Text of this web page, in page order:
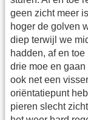
geen zicht meer
hoger de golven
diep terwijl we
hadden, af en
drie moe en
ook net een
oriëntatiepunt
pieren slecht